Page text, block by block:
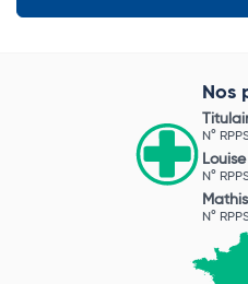
Nos
N°
N°
N°